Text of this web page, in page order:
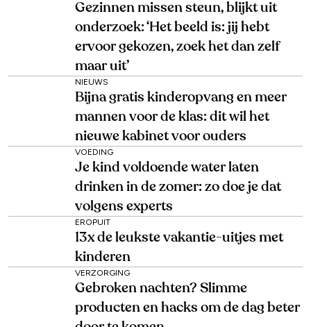
Gezinnen missen steun, blijkt uit
onderzoek: ‘Het beeld is: jij hebt
ervoor gekozen, zoek het dan zelf
maar uit’
NIEUWS
Bijna gratis kinderopvang en meer
mannen voor de klas: dit wil het
nieuwe kabinet voor ouders
VOEDING
Je kind voldoende water laten
drinken in de zomer: zo doe je dat
volgens experts
EROPUIT
13x de leukste vakantie-uitjes met
kinderen
VERZORGING
Gebroken nachten? Slimme
producten en hacks om de dag beter